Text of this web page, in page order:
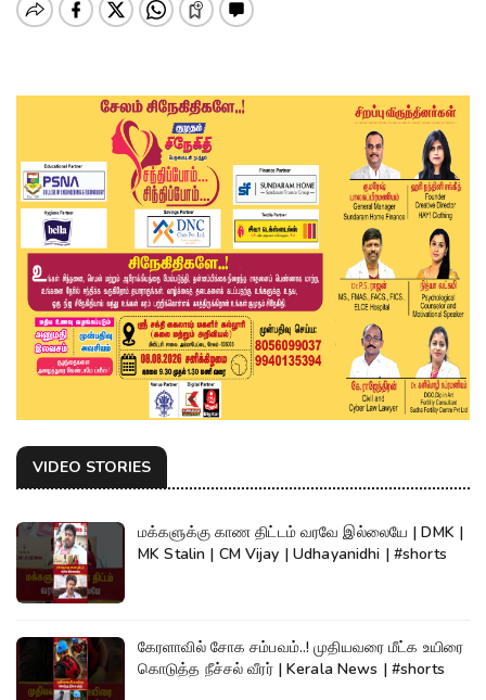
VIDEO STORIES
மக்களுக்கு காண திட்டம் வரவே இல்லையே | DMK |
MK Stalin | CM Vijay | Udhayanidhi | #shorts
கேரளாவில் சோக சம்பவம்..! முதியவரை மீட்க உயிரை
கொடுத்த நீச்சல் வீரர் | Kerala News | #shorts